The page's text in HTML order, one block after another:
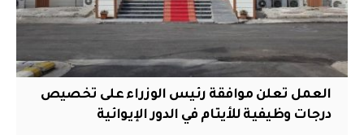
العمل تعلن موافقة رئيس الوزراء على تخصيص
درجات وظيفية للأيتام في الدور الإيوائية